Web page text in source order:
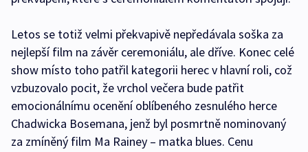
Letos se totiž velmi překvapivě nepředávala soška za
nejlepší film na závěr ceremoniálu, ale dříve. Konec celé
show místo toho patřil kategorii herec v hlavní roli, což
vzbuzovalo pocit, že vrchol večera bude patřit
emocionálnímu ocenění oblíbeného zesnulého herce
Chadwicka Bosemana, jenž byl posmrtně nominovaný
za zmíněný film Ma Rainey – matka blues. Cenu